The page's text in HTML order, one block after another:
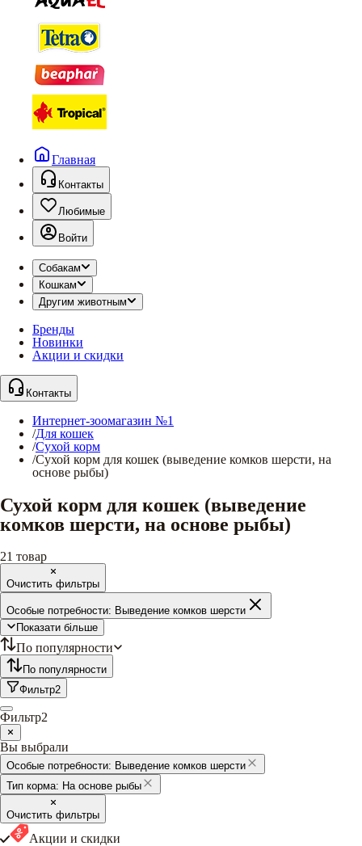
Главная
Контакты
Любимые
Войти
Собакам
Кошкам
Другим животным
Бренды
Новинки
Акции и скидки
Контакты
Интернет-зоомагазин №1
/Для кошек
/Сухой корм
/Сухой корм для кошек (выведение комков шерсти, на
основе рыбы)
Сухой корм для кошек (выведение
комков шерсти, на основе рыбы)
21 товар
Очистить фильтры
Особые потребности: Выведение комков шерсти
Показати більше
По популярности
По популярности
Фильтр2
Фильтр2
Вы выбрали
Особые потребности: Выведение комков шерсти
Тип корма: На основе рыбы
Очистить фильтры
Акции и скидки